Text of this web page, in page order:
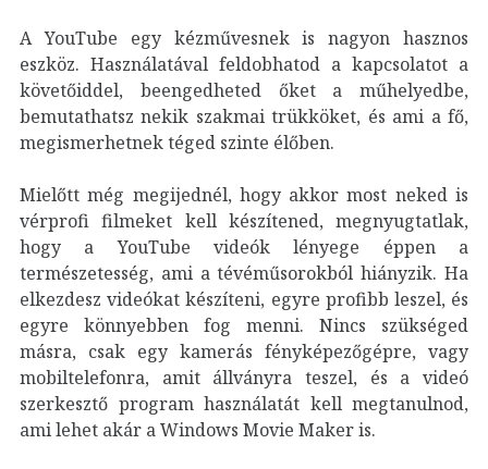
A YouTube egy kézművesnek is nagyon hasznos
eszköz. Használatával feldobhatod a kapcsolatot a
követőiddel, beengedheted őket a műhelyedbe,
bemutathatsz nekik szakmai trükköket, és ami a fő,
megismerhetnek téged szinte élőben.
Mielőtt még megijednél, hogy akkor most neked is
vérprofi filmeket kell készítened, megnyugtatlak,
hogy a YouTube videók lényege éppen a
természetesség, ami a tévéműsorokból hiányzik. Ha
elkezdesz videókat készíteni, egyre profibb leszel, és
egyre könnyebben fog menni. Nincs szükséged
másra, csak egy kamerás fényképezőgépre, vagy
mobiltelefonra, amit állványra teszel, és a videó
szerkesztő program használatát kell megtanulnod,
ami lehet akár a Windows Movie Maker is.